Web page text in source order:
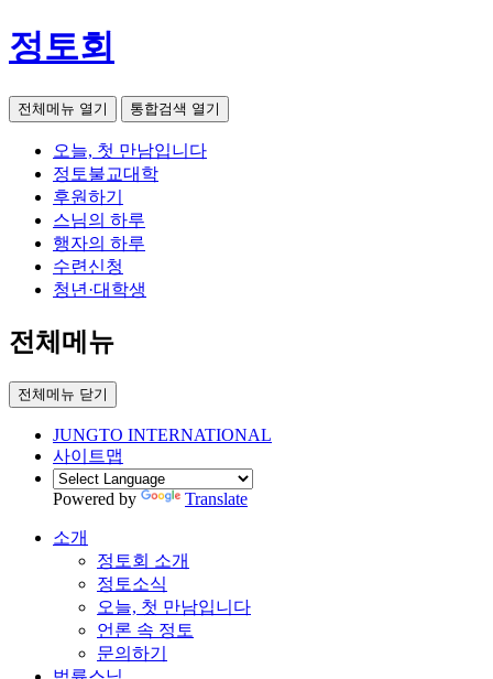
정토회
전체메뉴 열기 통합검색 열기
오늘, 첫 만남입니다
정토불교대학
후원하기
스님의 하루
행자의 하루
수련신청
청년·대학생
전체메뉴
전체메뉴 닫기
JUNGTO INTERNATIONAL
사이트맵
Powered by Translate
소개
정토회 소개
정토소식
오늘, 첫 만남입니다
언론 속 정토
문의하기